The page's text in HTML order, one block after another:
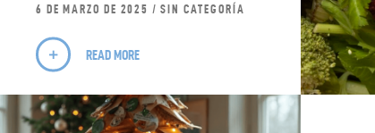
6 DE MARZO DE 2025 SIN CATEGORÍA
READ MORE